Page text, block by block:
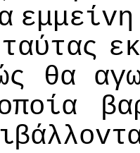
εμμείvη
ταύτας
θα